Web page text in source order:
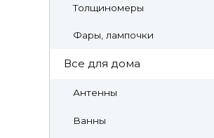
Толщиномеры
Фары, лампочки
Все для дома
Антенны
Ванны